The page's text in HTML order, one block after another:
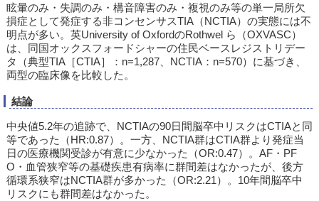
眩暈のみ・失調のみ・構音障害のみ・複視のみ等の単一局所欠
損症として発症する非コンセンサスTIA（NCTIA）の実態には不
明点が多い。英University of OxfordのRothwel ら（OXVASC）
は、同国オックスフォードシャーの住民ベースレジストリデー
タ（典型TIA［CTIA］：n=1,287、NCTIA：n=570）に基づき、
両型の臨床像を比較した。
結論
中央値5.2年の追跡で、NCTIAの90日間脳卒中リスクはCTIAと同
等であった（HR:0.87）。一方、NCTIA群はCTIA群より発症当
日の医療機関受診が有意に少なかった（OR:0.47）。AF・PF
O・血管狭窄等の基礎疾患有病率に群間差はなかったが、後方
循環系狭窄はNCTIA群が多かった（OR:2.21）。10年間脳卒中
リスクにも群間差はなかった。